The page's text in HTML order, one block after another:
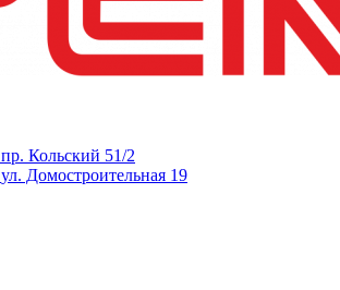
пр. Кольский 51/2
ул. Домостроительная 19